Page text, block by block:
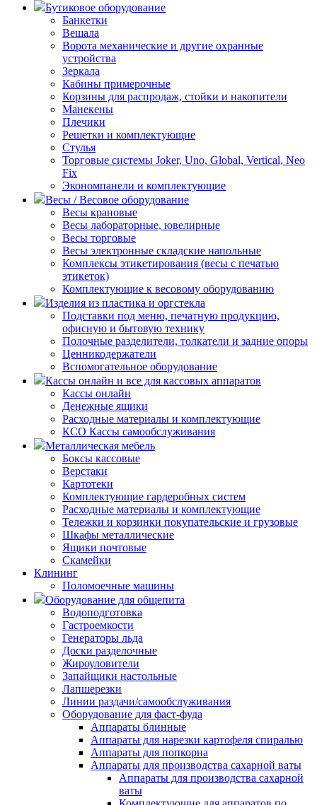
Бутиковое оборудование
Банкетки
Вешала
Ворота механические и другие охранные
устройства
Зеркала
Кабины примерочные
Корзины для распродаж, стойки и накопители
Манекены
Плечики
Решетки и комплектующие
Стулья
Торговые системы Joker, Uno, Global, Vertical, Neo
Fix
Экономпанели и комплектующие
Весы / Весовое оборудование
Весы крановые
Весы лабораторные, ювелирные
Весы торговые
Весы электронные складские напольные
Комплексы этикетирования (весы с печатью
этикеток)
Комплектующие к весовому оборудованию
Изделия из пластика и оргстекла
Подставки под меню, печатную продукцию,
офисную и бытовую технику
Полочные разделители, толкатели и задние опоры
Ценникодержатели
Вспомогательное оборудование
Кассы онлайн и все для кассовых аппаратов
Кассы онлайн
Денежные ящики
Расходные материалы и комплектующие
КСО Кассы самообслуживания
Металлическая мебель
Боксы кассовые
Верстаки
Картотеки
Комплектующие гардеробных систем
Расходные материалы и комплектующие
Тележки и корзинки покупательские и грузовые
Шкафы металлические
Ящики почтовые
Скамейки
Клининг
Поломоечные машины
Оборудование для общепита
Водоподготовка
Гастроемкости
Генераторы льда
Доски разделочные
Жироуловители
Запайщики настольные
Лапшерезки
Линии раздачи/самообслуживания
Оборудование для фаст-фуда
Аппараты блинные
Аппараты для нарезки картофеля спиралью
Аппараты для попкорна
Аппараты для производства сахарной ваты
Аппараты для производства сахарной
ваты